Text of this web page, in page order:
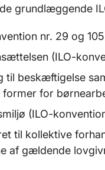
grundlæggende
nr. 29 og
(ILO-
til beskæftigelse
for
(ILO-
til kollektive
af gældende